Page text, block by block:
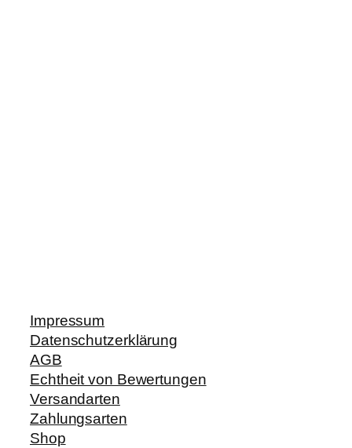
Impressum
Datenschutzerklärung
AGB
Echtheit von Bewertungen
Versandarten
Zahlungsarten
Shop